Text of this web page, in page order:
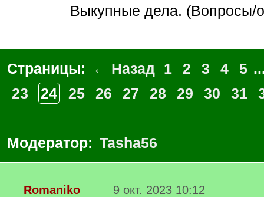
Выкупные дела. (Вопросы/
Страницы: ← Назад 1 2 3 4 5
23
24 25 26 27 28 29 30 31
Модератор: Tasha56
Romaniko
9 окт. 2023 10:12